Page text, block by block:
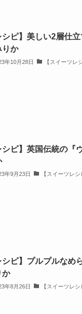
シピ】美しい2層仕
りか
年10月28日 【スイーツレ
シピ】英国伝統の『
年9月23日 【スイーツレシ
シピ】プルプルなめ
か
年8月26日 【スイーツレシ